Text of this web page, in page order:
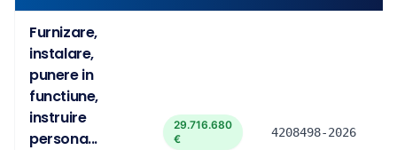
Furnizare,
instalare,
punere in
functiune,
instruire
persona...
29.716.680
€
4208498-2026